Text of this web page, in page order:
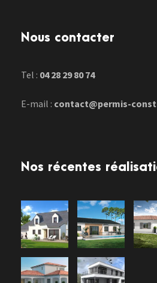
Nous contacter
Tel : 04 28 29 80 74
E-mail : contact@permis-
Nos récentes